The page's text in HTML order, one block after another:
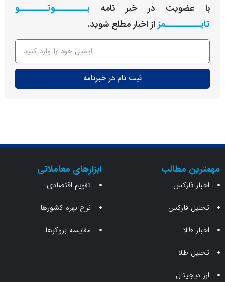
در خبر نامه
یـــــــــوتــــــــو
از اخبار مطلع شوید.
ثبت نام در خبرنامه
مطالب
فارکس
فارکس
ابزارهای معاملاتی
تقویم اقتصادی
نرخ بهره کشورها
مقایسه بروکرها